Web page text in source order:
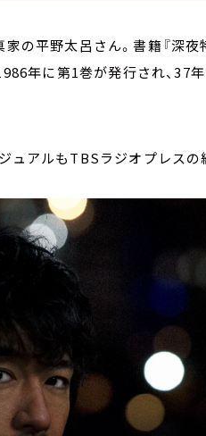
の平野太呂さん。書籍『深
年に第1巻が発行され、37
ュアルもTBSラジオプレスの